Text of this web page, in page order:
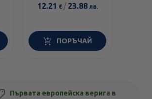
100г
12.21 € / 23.88лв.
ПОРЪЧАЙ
Първата европейска верига в